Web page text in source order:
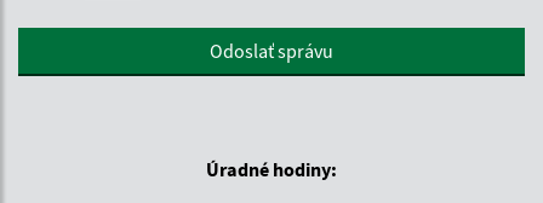
Google reCaptcha ResponseOdoslať správu
Úradné hodiny: